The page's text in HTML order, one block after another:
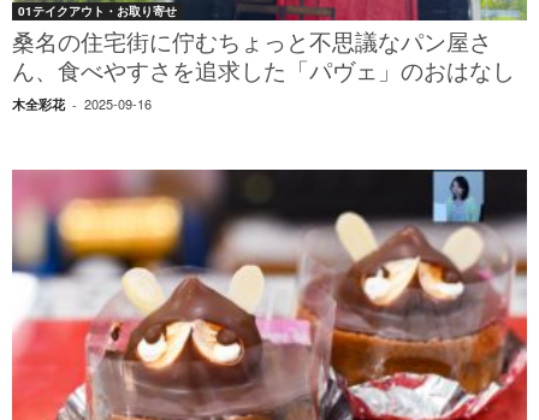
01テイクアウト・お取り寄せ
桑名の住宅街に佇むちょっと不思議なパン屋さ
ん、食べやすさを追求した「パヴェ」のおはなし
木全彩花 - 2025-09-16